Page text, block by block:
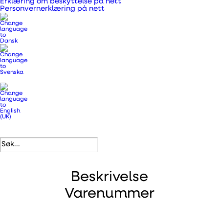
Erklæring om beskyttelse på nett
Personvernerklæring på nett
Kategorier
Ventilasjonskanaler,
overgangsstykker og rør
DB-nummer
EAN
Beskrivelse
Varenummer